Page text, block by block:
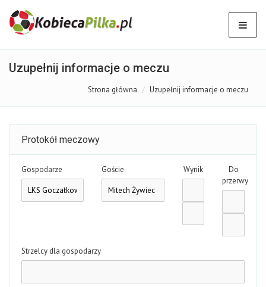
Uzupełnij informacje o meczu
Strona główna Uzupełnij informacje o meczu
Protokół meczowy
Gospodarze Goście Wynik
Do
przerwy
Strzelcy dla gospodarzy